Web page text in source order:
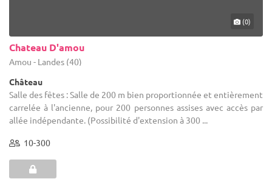
(0)
Chateau D'amou
Amou - Landes (40)
Château
Salle des fêtes : Salle de 200 m bien proportionnée et entièrement
carrelée à l'ancienne, pour 200 personnes assises avec accès par
allée indépendante. (Possibilité d'extension à 300 ...
10-300